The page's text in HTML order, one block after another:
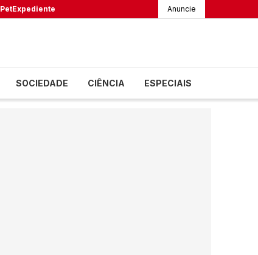
PetExpediente Anuncie
SOCIEDADE CIÊNCIA ESPECIAIS